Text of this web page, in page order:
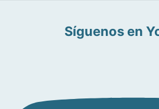
Síguenos en